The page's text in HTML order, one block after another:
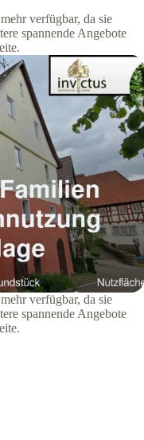
verfügbar, da sie
spannende Angebote
verfügbar, da sie
spannende Angebote